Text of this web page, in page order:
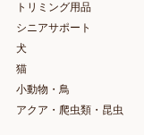
トリミング用品
シニアサポート
犬
猫
小動物・鳥
アクア・爬虫類・昆虫